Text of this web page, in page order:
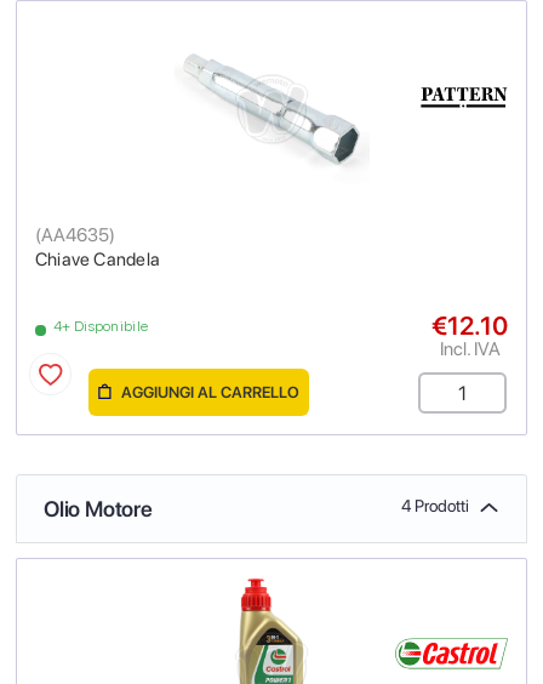
Chiave Candela
(AA4635)
4+ Disponibile €12.10
Incl. IVA
AGGIUNGI AL CARRELLO
Olio Motore 4 Prodotti